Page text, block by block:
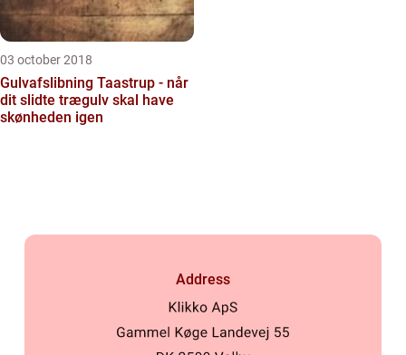
03 october 2018
Gulvafslibning Taastrup - når
dit slidte trægulv skal have
skønheden igen
Address